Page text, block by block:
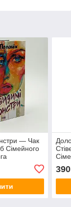
— Чак
Сімейного
нова, тверда
390